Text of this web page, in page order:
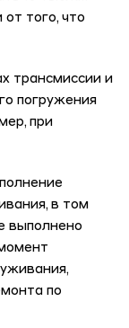
от того, что
трансмиссии и
погружения
при
в том
выполнено
по